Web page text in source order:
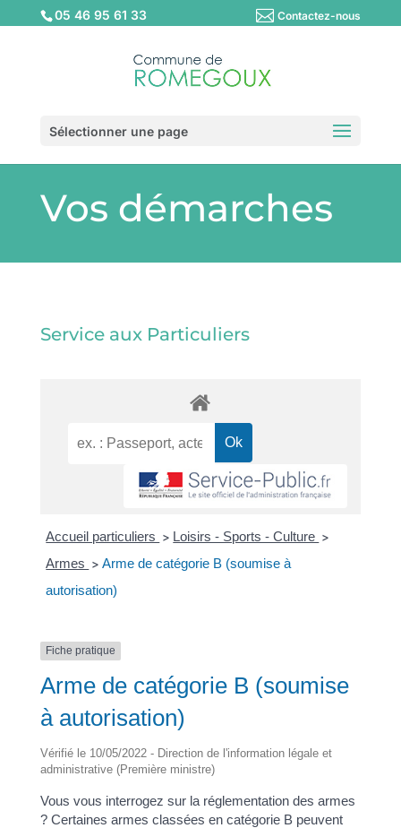
05 46 95 61 33 Contactez-nous
Sélectionner une page
Vos démarches
Service aux Particuliers
Accueil particuliers > Loisirs - Sports - Culture >
Armes > Arme de catégorie B (soumise à
autorisation)
Fiche pratique
Arme de catégorie B (soumise
à autorisation)
Vérifié le 10/05/2022 - Direction de l'information légale et
administrative (Première ministre)
Vous vous interrogez sur la réglementation des armes
? Certaines armes classées en catégorie B peuvent